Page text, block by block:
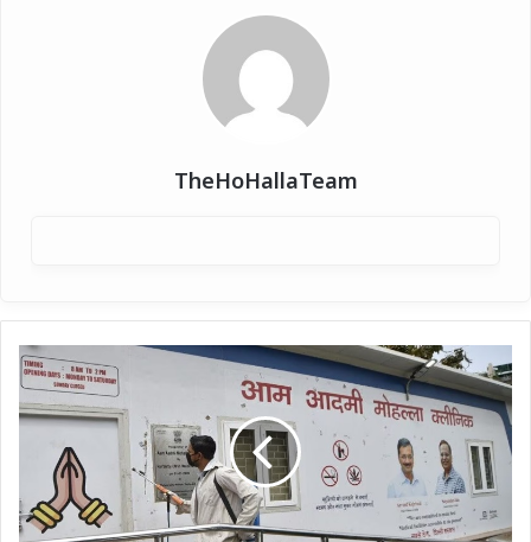
TheHoHallaTeam
दिल्ली
:
मोहल्ला
क्लीनिक
'आरोग्य
आयुष्य
मंदिर'